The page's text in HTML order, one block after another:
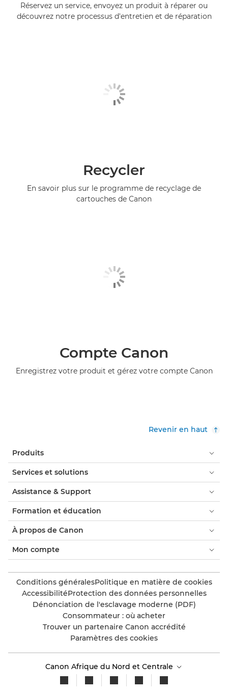
Réservez un service, envoyez un produit à réparer ou
découvrez notre processus d'entretien et de réparation
Recycler
En savoir plus sur le programme de recyclage de
cartouches de Canon
Compte Canon
Enregistrez votre produit et gérez votre compte Canon
Revenir en haut
Produits
Services et solutions
Assistance & Support
Formation et éducation
À propos de Canon
Mon compte
Conditions généralesPolitique en matière de cookies
AccessibilitéProtection des données personnelles
Dénonciation de l'esclavage moderne (PDF)
Consommateur : où acheter
Trouver un partenaire Canon accrédité
Paramètres des cookies
Canon Afrique du Nord et Centrale